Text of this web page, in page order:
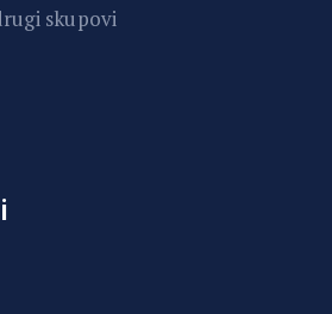
skupovi